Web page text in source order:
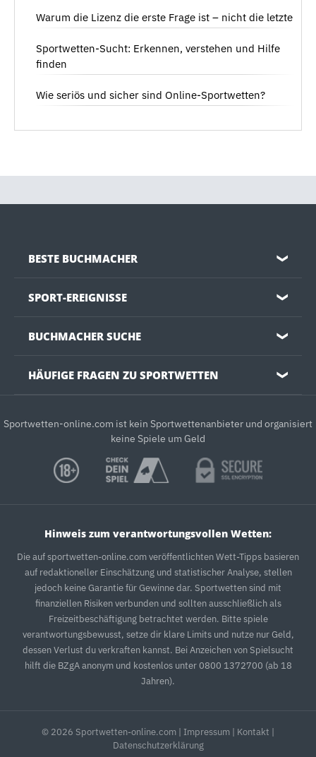
Warum die Lizenz die erste Frage ist – nicht die letzte
Sportwetten-Sucht: Erkennen, verstehen und Hilfe
finden
Wie seriös und sicher sind Online-Sportwetten?
BESTE BUCHMACHER ❯
SPORT-EREIGNISSE ❯
BUCHMACHER SUCHE ❯
HÄUFIGE FRAGEN ZU SPORTWETTEN ❯
Sportwetten-online.com ist kein Sportwettenanbieter und organisiert
keine Spiele um Geld
Hinweis zum verantwortungsvollen Wetten:
Die auf sportwetten-online.com veröffentlichten Wett-Tipps basieren
auf redaktioneller Einschätzung und statistischer Analyse, stellen
jedoch keine Garantie für Gewinne dar. Sportwetten sind mit
finanziellen Risiken verbunden und sollten ausschließlich als
Freizeitbeschäftigung betrachtet werden. Bitte spiele
verantwortungsbewusst, setze dir klare Limits und nutze nur Geld,
dessen Verlust du verkraften kannst. Bei Anzeichen von Spielsucht
hilft die BZgA anonym und kostenlos unter 0800 1372700 (ab 18
Jahren).
© 2026 Sportwetten-online.com | Impressum | Kontakt |
Datenschutzerklärung